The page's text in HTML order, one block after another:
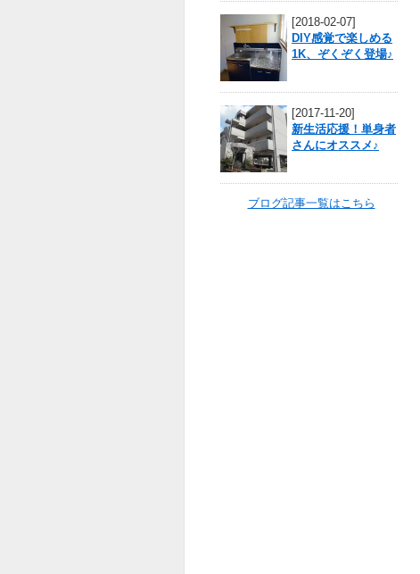
[2018-02-07]
DIY感覚で楽しめる
1K、ぞくぞく登場♪
[2017-11-20]
新生活応援！単身者
さんにオススメ♪
ブログ記事一覧はこちら